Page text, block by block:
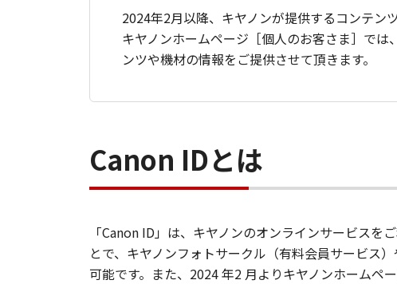
2024年2月以降、キヤノンが提供するコンテン
キヤノンホームページ［個人のお客さま］で
ンツや機材の情報をご提供させて頂きます。
Canon IDとは
「Canon ID」は、キヤノンのオンラインサービス
とで、キヤノンフォトサークル（有料会員サービス
可能です。また、2024 年2 月よりキヤノンホームペ